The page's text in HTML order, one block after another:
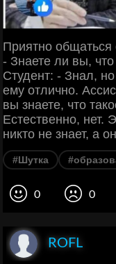
Приятно
- Знаете ли вы, что
Студент: - Знал,
ему отлично.
вы знаете, что
Естественно, нет.
никто не знает, а
#Шутка
0 0
ROFL